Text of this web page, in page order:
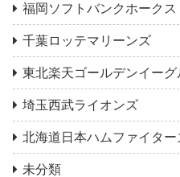
福岡ソフトバンクホークス
千葉ロッテマリーンズ
東北楽天ゴールデンイーグ
埼玉西武ライオンズ
北海道日本ハムファイター
未分類